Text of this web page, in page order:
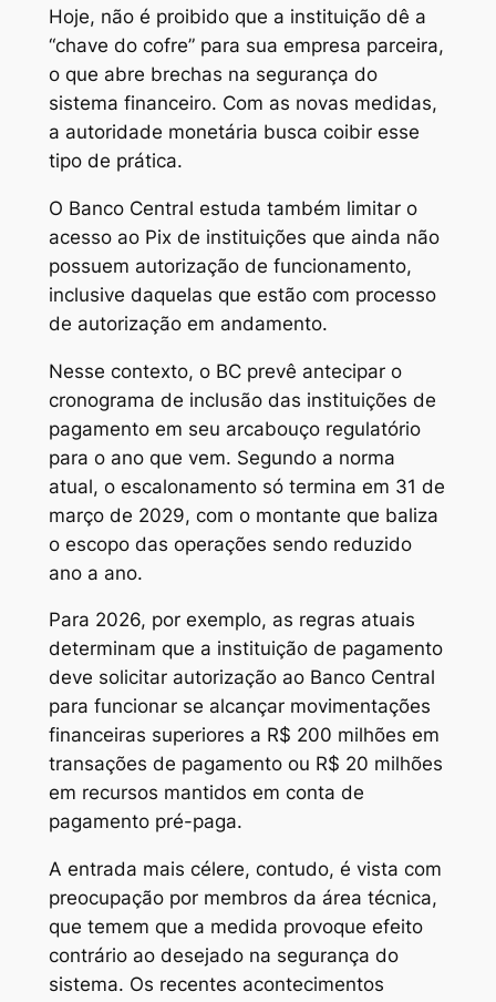
Hoje, não é proibido que a instituição dê a
“chave do cofre” para sua empresa parceira,
o que abre brechas na segurança do
sistema financeiro. Com as novas medidas,
a autoridade monetária busca coibir esse
tipo de prática.
O Banco Central estuda também limitar o
acesso ao Pix de instituições que ainda não
possuem autorização de funcionamento,
inclusive daquelas que estão com processo
de autorização em andamento.
Nesse contexto, o BC prevê antecipar o
cronograma de inclusão das instituições de
pagamento em seu arcabouço regulatório
para o ano que vem. Segundo a norma
atual, o escalonamento só termina em 31 de
março de 2029, com o montante que baliza
o escopo das operações sendo reduzido
ano a ano.
Para 2026, por exemplo, as regras atuais
determinam que a instituição de pagamento
deve solicitar autorização ao Banco Central
para funcionar se alcançar movimentações
financeiras superiores a R$ 200 milhões em
transações de pagamento ou R$ 20 milhões
em recursos mantidos em conta de
pagamento pré-paga.
A entrada mais célere, contudo, é vista com
preocupação por membros da área técnica,
que temem que a medida provoque efeito
contrário ao desejado na segurança do
sistema. Os recentes acontecimentos